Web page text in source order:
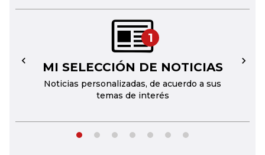
1
MI SELECCIÓN DE NOTICIAS
Noticias personalizadas, de acuerdo a sus
temas de interés
← →